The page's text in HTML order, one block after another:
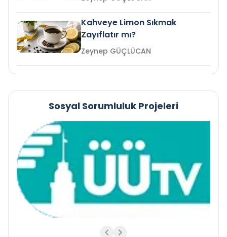
Kahveye Limon Sıkmak
Zayıflatır mı?
Zeynep GÜÇLÜCAN
Sosyal Sorumluluk Projeleri